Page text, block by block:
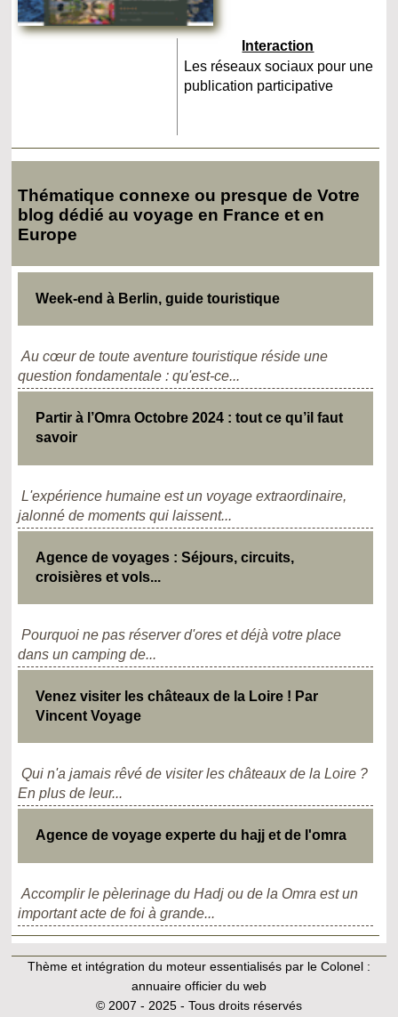
Interaction
Les réseaux sociaux pour une
publication participative
Thématique connexe ou presque de Votre
blog dédié au voyage en France et en
Europe
Week-end à Berlin, guide touristique
Au cœur de toute aventure touristique réside une
question fondamentale : qu'est-ce...
Partir à l’Omra Octobre 2024 : tout ce qu’il faut
savoir
L'expérience humaine est un voyage extraordinaire,
jalonné de moments qui laissent...
Agence de voyages : Séjours, circuits,
croisières et vols...
Pourquoi ne pas réserver d'ores et déjà votre place
dans un camping de...
Venez visiter les châteaux de la Loire ! Par
Vincent Voyage
Qui n'a jamais rêvé de visiter les châteaux de la Loire ?
En plus de leur...
Agence de voyage experte du hajj et de l'omra
Accomplir le pèlerinage du Hadj ou de la Omra est un
important acte de foi à grande...
Thème et intégration du moteur essentialisés par le Colonel :
annuaire officier du web
© 2007 - 2025 - Tous droits réservés